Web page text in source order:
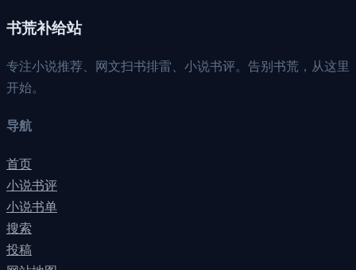
书荒补给站
专注小说推荐、网文扫书排雷、小说书评。告别书荒，从这里
开始。
导航
首页
小说书评
小说书单
搜索
投稿